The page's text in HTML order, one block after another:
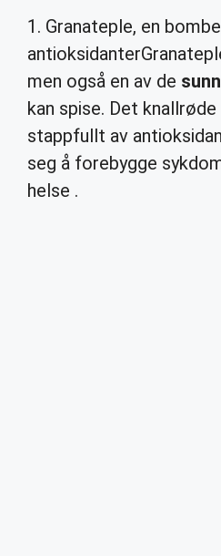
1. Granateple, en
men også en av de
kan spise. Det
stappfullt av
seg å forebygge
helse .